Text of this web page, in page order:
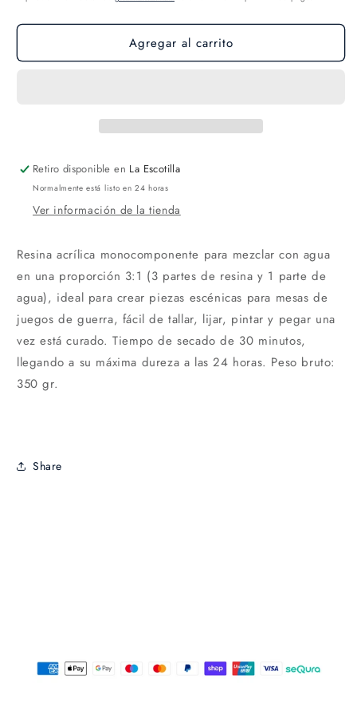
Agregar al carrito
Retiro disponible en La Escotilla
Normalmente está listo en 24 horas
Ver información de la tienda
Resina acrílica monocomponente para mezclar con agua
en una proporción 3:1 (3 partes de resina y 1 parte de
agua), ideal para crear piezas escénicas para mesas de
juegos de guerra, fácil de tallar, lijar, pintar y pegar una
vez está curado. Tiempo de secado de 30 minutos,
llegando a su máxima dureza a las 24 horas. Peso bruto:
350 gr.
Share